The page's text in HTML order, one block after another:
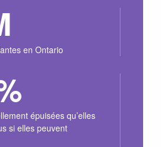
en Ontario
épuisées qu’elles
si elles peuvent